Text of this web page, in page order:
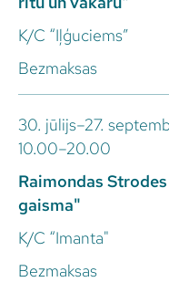
K/C “Iļģuciems”
Bezmaksas
30. jūlijs–27.
10.00–20.00
Raimondas
gaisma"
K/C “Imanta"
Bezmaksas